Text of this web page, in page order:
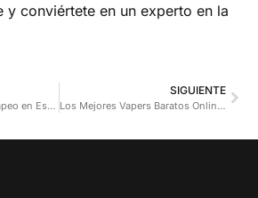
y conviértete en un experto en la
Normativa actual del vapeo en España y Europa 2025: Revisión de leyes sobre venta, etiquetado, publicidad y consumo
SIGUIENTE
Los Mejores Vapers Baratos Online en 2025: Guía de Compra